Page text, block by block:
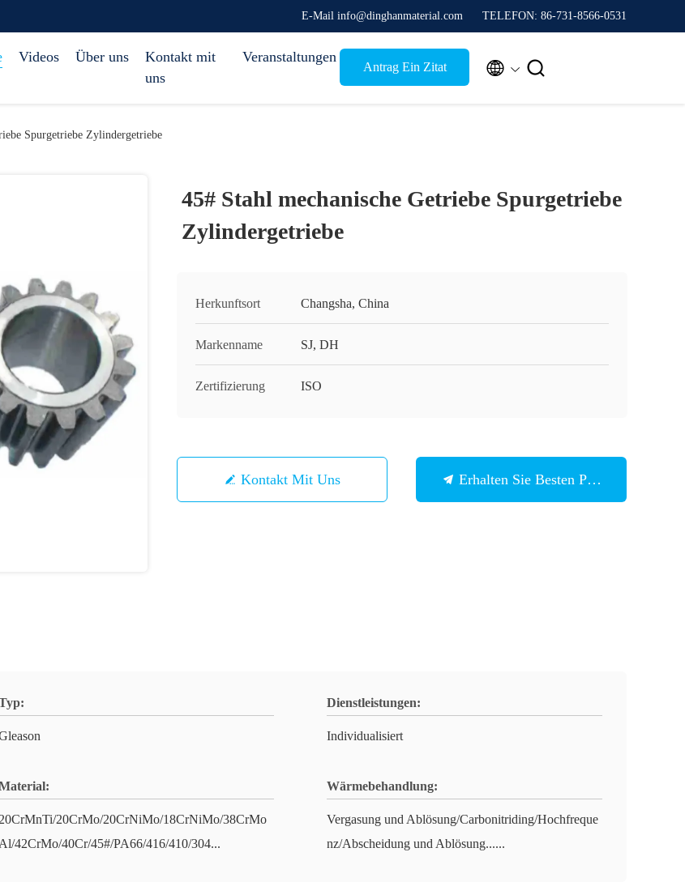
E-Mail info@dinghanmaterial.com TELEFON: 86-731-8566-0531
Videos Über uns
Kontakt mit
uns
Veranstaltungen
Antrag Ein Zitat  
Spurgetriebe Zylindergetriebe
45# Stahl mechanische Getriebe Spurgetriebe
Zylindergetriebe
Herkunftsort Changsha, China
Markenname SJ, DH
Zertifizierung ISO
Kontakt Mit Uns Erhalten Sie Besten Preis
Dienstleistungen:
Individualisiert
20CrMnTi/20CrMo/20CrNiMo/18CrNiMo/38CrMo
Al/42CrMo/40Cr/45#/PA66/416/410/304...
Wärmebehandlung:
Vergasung und Ablösung/Carbonitriding/Hochfreque
nz/Abscheidung und Ablösung......